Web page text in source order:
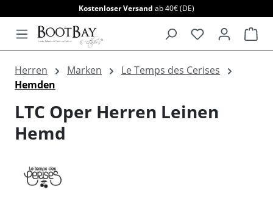
Kostenloser Versand ab 40€ (DE)
Herren Marken
Le Temps des Cerises
Hemden
LTC Oper Herren Leinen
Hemd